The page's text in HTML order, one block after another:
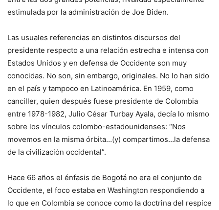
estimulada por la administración de Joe Biden.
Las usuales referencias en distintos discursos del
presidente respecto a una relación estrecha e intensa con
Estados Unidos y en defensa de Occidente son muy
conocidas. No son, sin embargo, originales. No lo han sido
en el país y tampoco en Latinoamérica. En 1959, como
canciller, quien después fuese presidente de Colombia
entre 1978-1982, Julio César Turbay Ayala, decía lo mismo
sobre los vínculos colombo-estadounidenses: “Nos
movemos en la misma órbita…(y) compartimos…la defensa
de la civilización occidental”.
Hace 66 años el énfasis de Bogotá no era el conjunto de
Occidente, el foco estaba en Washington respondiendo a
lo que en Colombia se conoce como la doctrina del respice